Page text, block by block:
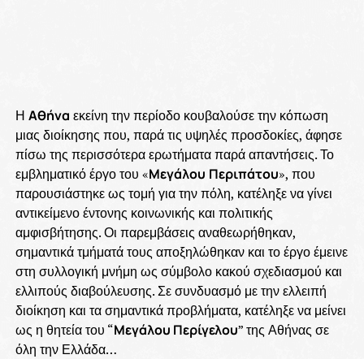
Η Αθήνα εκείνη την περίοδο κουβαλούσε την κόπωση
μιας διοίκησης που, παρά τις υψηλές προσδοκίες, άφησε
πίσω της περισσότερα ερωτήματα παρά απαντήσεις. Το
εμβληματικό έργο του «Μεγάλου Περιπάτου», που
παρουσιάστηκε ως τομή για την πόλη, κατέληξε να γίνει
αντικείμενο έντονης κοινωνικής και πολιτικής
αμφισβήτησης. Οι παρεμβάσεις αναθεωρήθηκαν,
σημαντικά τμήματά τους αποξηλώθηκαν και το έργο έμεινε
στη συλλογική μνήμη ως σύμβολο κακού σχεδιασμού και
ελλιπούς διαβούλευσης. Σε συνδυασμό με την ελλειπή
διοίκηση και τα σημαντικά προβλήματα, κατέληξε να μείνει
ως η θητεία του “Μεγάλου Περίγελου” της Αθήνας σε
όλη την Ελλάδα…